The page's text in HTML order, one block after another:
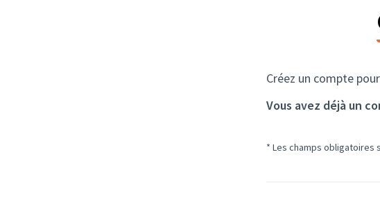
Créez un compte
Vous avez déjà un
* Les champs obligatoires